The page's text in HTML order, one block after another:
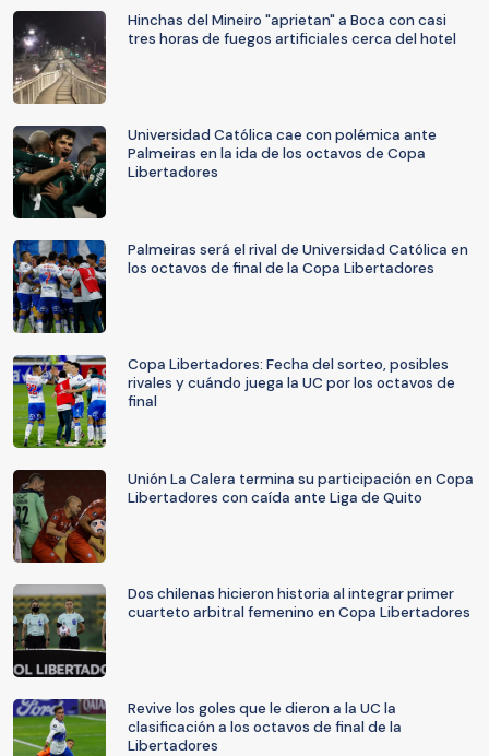
Hinchas del Mineiro "aprietan" a Boca con casi
tres horas de fuegos artificiales cerca del hotel
Universidad Católica cae con polémica ante
Palmeiras en la ida de los octavos de Copa
Libertadores
Palmeiras será el rival de Universidad Católica en
los octavos de final de la Copa Libertadores
Copa Libertadores: Fecha del sorteo, posibles
rivales y cuándo juega la UC por los octavos de
final
Unión La Calera termina su participación en Copa
Libertadores con caída ante Liga de Quito
Dos chilenas hicieron historia al integrar primer
cuarteto arbitral femenino en Copa Libertadores
Revive los goles que le dieron a la UC la
clasificación a los octavos de final de la
Libertadores